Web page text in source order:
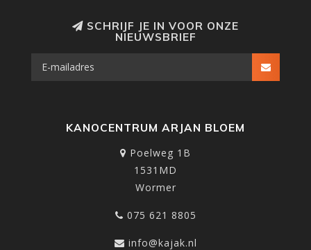
SCHRIJF JE IN VOOR ONZE
NIEUWSBRIEF
KANOCENTRUM ARJAN BLOEM
Poelweg 1B
1531MD
Wormer
075 621 8805
info@kajak.nl